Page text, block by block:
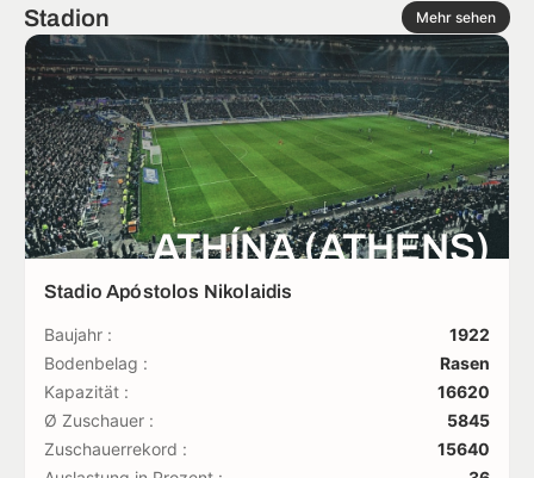
Stadion Mehr sehen
ATHÍNA (ATHENS)
Stadio Apóstolos Nikolaidis
Baujahr :
1922
Bodenbelag :
Rasen
Kapazität :
16620
Ø Zuschauer :
5845
Zuschauerrekord :
15640